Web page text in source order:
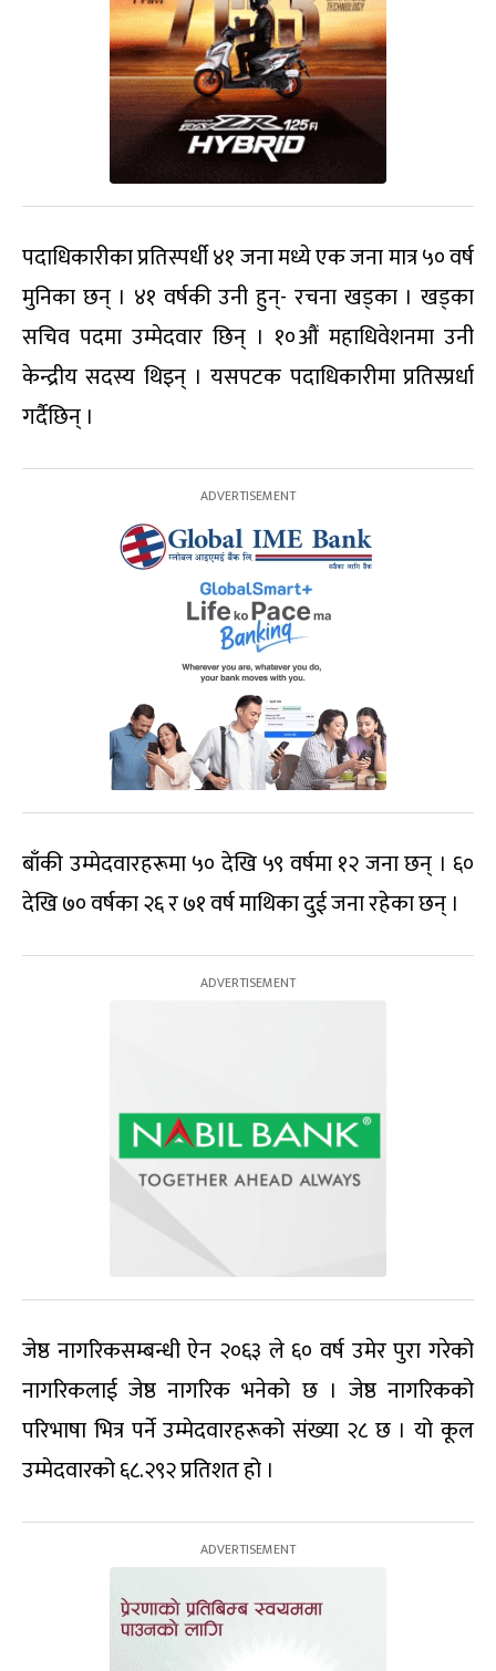
पदाधिकारीका प्रतिस्पर्धी ४१ जना मध्ये एक जना मात्र ५० वर्ष
मुनिका छन् । ४१ वर्षकी उनी हुन्- रचना खड्का । खड्का
सचिव पदमा उम्मेदवार छिन् । १०औं महाधिवेशनमा उनी
केन्द्रीय सदस्य थिइन् । यसपटक पदाधिकारीमा प्रतिस्प्रर्धा
गर्दैछिन् ।
बाँकी उम्मेदवारहरूमा ५० देखि ५९ वर्षमा १२ जना छन् । ६०
देखि ७० वर्षका २६ र ७१ वर्ष माथिका दुई जना रहेका छन् ।
जेष्ठ नागरिकसम्बन्धी ऐन २०६३ ले ६० वर्ष उमेर पुरा गरेको
नागरिकलाई जेष्ठ नागरिक भनेको छ । जेष्ठ नागरिकको
परिभाषा भित्र पर्ने उम्मेदवारहरूको संख्या २८ छ । यो कूल
उम्मेदवारको ६८.२९२ प्रतिशत हो ।